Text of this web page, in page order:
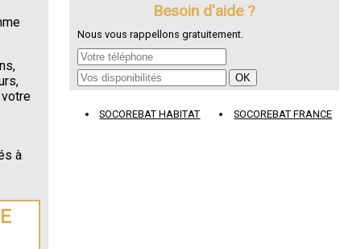
à
Besoin d'aide ?
Nous vous rappellons gratuitement.
SOCOREBAT HABITAT SOCOREBAT FRANCE